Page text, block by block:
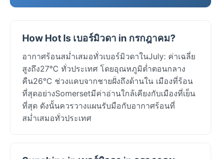
How Hot Is เบอร์มิวดา in กรกฎาคม?
อากาศร้อนสม่ำเสมอทั่วเบอร์มิวดาในJuly: ค่าเฉลี่ย
สูงถึง27°C ทั่วประเทศ โดยอุณหภูมิต่ำตอนกลาง
คืน26°C ช่วงแคบจากชายฝั่งถึงด้านใน เมืองที่ร้อน
ที่สุดอย่างSomersetมีค่าอ่านใกล้เคียงกับเมืองที่เย็น
ที่สุด ดังนั้นควรวางแผนรับมือกับอากาศร้อนที่
สม่ำเสมอทั่วประเทศ